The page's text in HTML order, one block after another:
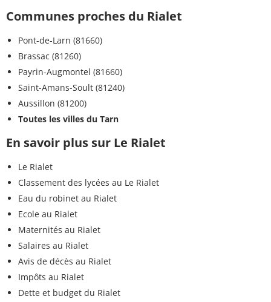
Communes proches du Rialet
Pont-de-Larn (81660)
Brassac (81260)
Payrin-Augmontel (81660)
Saint-Amans-Soult (81240)
Aussillon (81200)
Toutes les villes du Tarn
En savoir plus sur Le Rialet
Le Rialet
Classement des lycées au Le Rialet
Eau du robinet au Rialet
Ecole au Rialet
Maternités au Rialet
Salaires au Rialet
Avis de décès au Rialet
Impôts au Rialet
Dette et budget du Rialet